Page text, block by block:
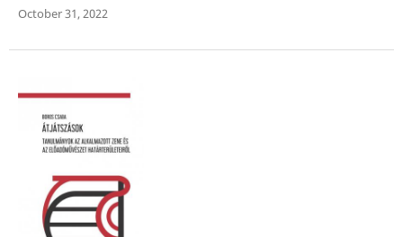
October 31, 2022